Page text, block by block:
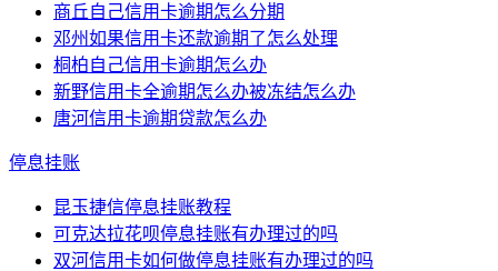
商丘自己信用卡逾期怎么分期
邓州如果信用卡还款逾期了怎么处理
桐柏自己信用卡逾期怎么办
新野信用卡全逾期怎么办被冻结怎么办
唐河信用卡逾期贷款怎么办
停息挂账
昆玉捷信停息挂账教程
可克达拉花呗停息挂账有办理过的吗
双河信用卡如何做停息挂账有办理过的吗